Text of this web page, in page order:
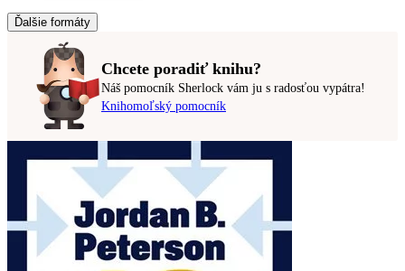
Ďalšie formáty
Chcete poradiť knihu?
Náš pomocník Sherlock vám ju s radosťou vypátra!
Knihomoľský pomocník